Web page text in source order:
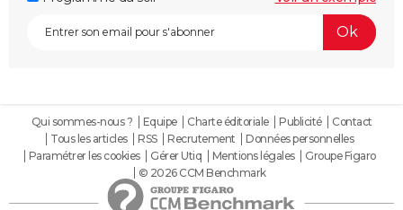
Qui sommes-nous ? Equipe Charte éditoriale Publicité
Contact
Tous les articles
RSS Recrutement
Données personnelles
Paramétrer les cookies
Gérer Utiq Mentions légales
Groupe Figaro
© 2026 CCM Benchmark